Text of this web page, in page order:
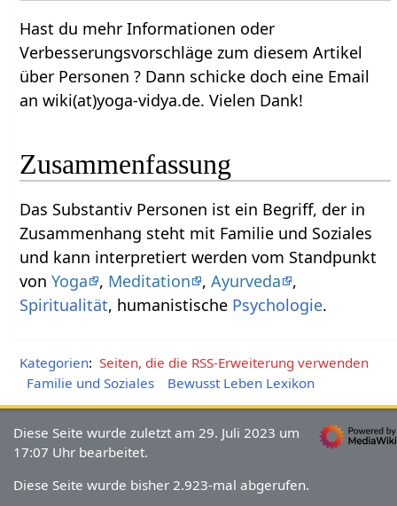
Hast du mehr Informationen oder
Verbesserungsvorschläge zum diesem Artikel
über Personen‏‎ ? Dann schicke doch eine Email
an wiki(at)yoga-vidya.de. Vielen Dank!
Zusammenfassung
Das Substantiv Personen‏‎ ist ein Begriff, der in
Zusammenhang steht mit Familie und Soziales
und kann interpretiert werden vom Standpunkt
vonYoga , Meditation ,Ayurveda
,
Spiritualität, humanistische Psychologie.
Kategorien: Seiten, die die RSS-Erweiterung verwenden
Familie und Soziales
Bewusst Leben Lexikon
Diese Seite wurde zuletzt am 29. Juli 2023 um
17:07 Uhr bearbeitet.
Diese Seite wurde bisher 2.923-mal abgerufen.